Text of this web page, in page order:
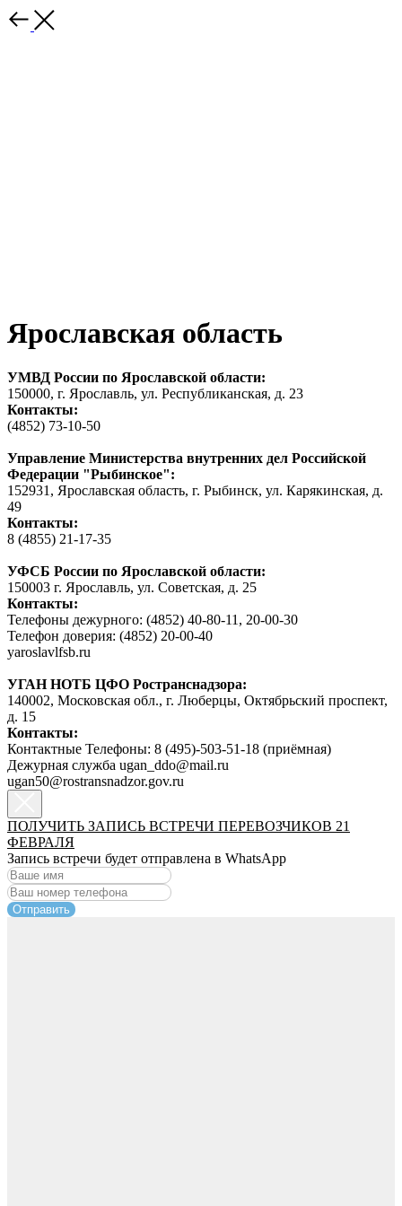
Ярославская область
УМВД России по Ярославской области:
150000, г. Ярославль, ул. Республиканская, д. 23
Контакты:
(4852) 73-10-50
Управление Министерства внутренних дел Российской
Федерации "Рыбинское":
152931, Ярославская область, г. Рыбинск, ул. Карякинская, д.
49
Контакты:
8 (4855) 21-17-35
УФСБ России по Ярославской области:
150003 г. Ярославль, ул. Советская, д. 25
Контакты:
Телефоны дежурного: (4852) 40-80-11, 20-00-30
Телефон доверия: (4852) 20-00-40
yaroslavlfsb.ru
УГАН НОТБ ЦФО Ространснадзора:
140002, Московская обл., г. Люберцы, Октябрьский проспект,
д. 15
Контакты:
Контактные Телефоны: 8 (495)-503-51-18 (приёмная)
Дежурная служба ugan_ddo@mail.ru
ugan50@rostransnadzor.gov.ru
ПОЛУЧИТЬ ЗАПИСЬ ВСТРЕЧИ ПЕРЕВОЗЧИКОВ 21
ФЕВРАЛЯ
Запись встречи будет отправлена в WhatsApp
Отправить